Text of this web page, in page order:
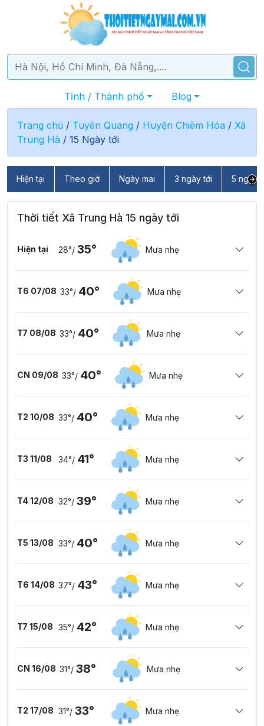
Tỉnh / Thành phố Blog
Trang chủ / Tuyên Quang / Huyện Chiêm Hóa / Xã
Trung Hà / 15 Ngày tới
Hiện tại Theo giờ Ngày mai 3 ngày tới 5 ngày
Thời tiết Xã Trung Hà 15 ngày tới
Hiện tại 28°/ 35° Mưa nhẹ
T6 07/08 33°/ 40° Mưa nhẹ
T7 08/08 33°/ 40° Mưa nhẹ
CN 09/08 33°/ 40° Mưa nhẹ
T2 10/08 33°/ 40° Mưa nhẹ
T3 11/08 34°/ 41° Mưa nhẹ
T4 12/08 32°/ 39° Mưa nhẹ
T5 13/08 33°/ 40° Mưa nhẹ
T6 14/08 37°/ 43° Mưa nhẹ
T7 15/08 35°/ 42° Mưa nhẹ
CN 16/08 31°/ 38° Mưa nhẹ
T2 17/08 31°/ 33° Mưa nhẹ